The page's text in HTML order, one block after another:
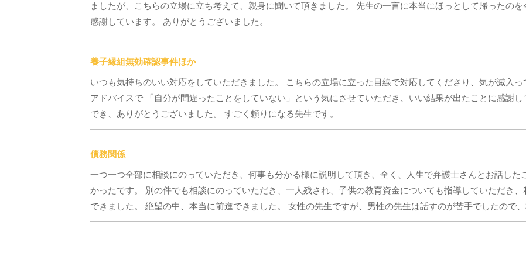
ましたが、こちらの立場に立ち考えて、親身に聞いて頂きました。 先生の一言に本当にほっとして帰ったの
感謝しています。 ありがとうございました。
養子縁組無効確認事件ほか
いつも気持ちのいい対応をしていただきました。 こちらの立場に立った目線で対応してくださり、気が滅入
アドバイスで 「自分が間違ったことをしていない」という気にさせていただき、いい結果が出たことに感謝
でき、ありがとうございました。 すごく頼りになる先生です。
債務関係
一つ一つ全部に相談にのっていただき、何事も分かる様に説明して頂き、全く、人生で弁護士さんとお話した
かったです。 別の件でも相談にのっていただき、一人残され、子供の教育資金についても指導していただき
できました。 絶望の中、本当に前進できました。 女性の先生ですが、男性の先生は話すのが苦手でしたので